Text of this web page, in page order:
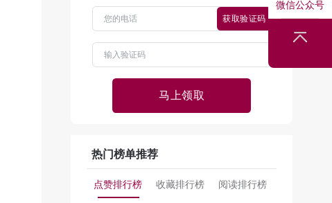
获取验证码
马上领取
热门榜单推荐
点赞排行榜 收藏排行榜 阅读排行榜
微信公众号